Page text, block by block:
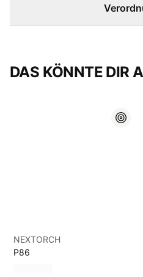
DAS KÖNNTE DIR
NEXTORCH
P86